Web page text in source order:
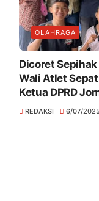
OLAHRAGA
Dicoret
Wali Atlet
Ketua DPRD
REDAKSI 6/07/